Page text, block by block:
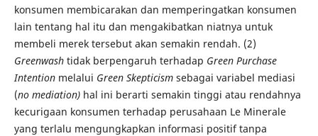
konsumen membicarakan dan memperingatkan konsumen
lain tentang hal itu dan mengakibatkan niatnya untuk
membeli merek tersebut akan semakin rendah. (2)
Greenwash tidak berpengaruh terhadap Green Purchase
Intention melalui Green Skepticism sebagai variabel mediasi
(no mediation) hal ini berarti semakin tinggi atau rendahnya
kecurigaan konsumen terhadap perusahaan Le Minerale
yang terlalu mengungkapkan informasi positif tanpa